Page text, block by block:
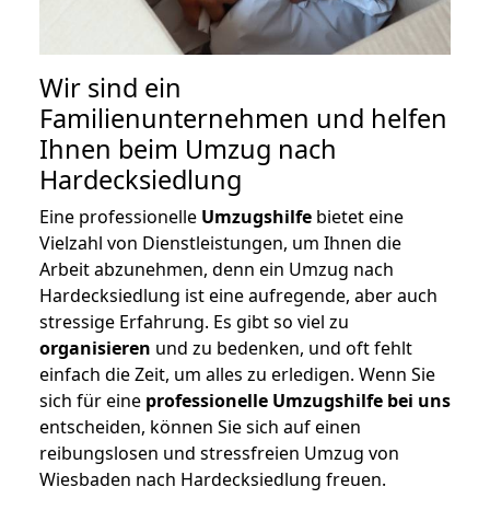
Wir sind ein
Familienunternehmen und helfen
Ihnen beim Umzug nach
Hardecksiedlung
Eine professionelle Umzugshilfe bietet eine
Vielzahl von Dienstleistungen, um Ihnen die
Arbeit abzunehmen, denn ein Umzug nach
Hardecksiedlung ist eine aufregende, aber auch
stressige Erfahrung. Es gibt so viel zu
organisieren und zu bedenken, und oft fehlt
einfach die Zeit, um alles zu erledigen. Wenn Sie
sich für eine professionelle Umzugshilfe bei uns
entscheiden, können Sie sich auf einen
reibungslosen und stressfreien Umzug von
Wiesbaden nach Hardecksiedlung freuen.